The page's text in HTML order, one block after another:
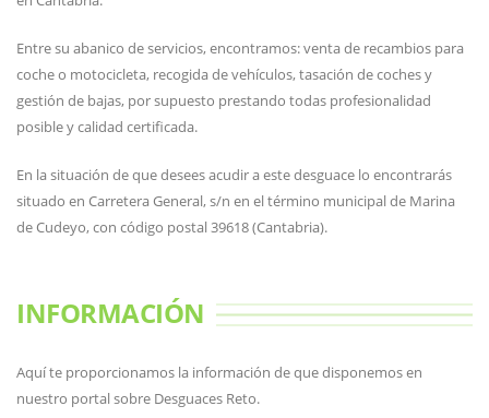
Entre su abanico de servicios, encontramos: venta de recambios para
coche o motocicleta, recogida de vehículos, tasación de coches y
gestión de bajas, por supuesto prestando todas profesionalidad
posible y calidad certificada.
En la situación de que desees acudir a este desguace lo encontrarás
situado en Carretera General, s/n en el término municipal de Marina
de Cudeyo, con código postal 39618 (Cantabria).
INFORMACIÓN
Aquí te proporcionamos la información de que disponemos en
nuestro portal sobre Desguaces Reto.